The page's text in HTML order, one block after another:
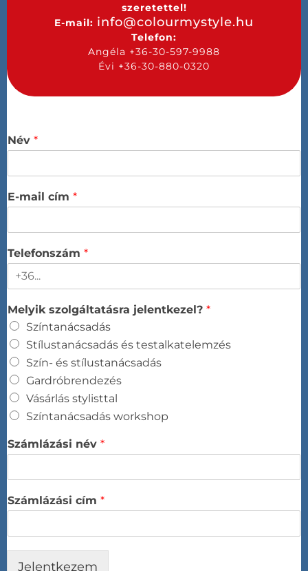
szeretettel!
E-mail: info@colourmystyle.hu
Telefon:
Angéla +36-30-597-9988
Évi +36-30-880-0320
Név *
E-mail cím *
Telefonszám *
Melyik szolgáltatásra jelentkezel? *
Színtanácsadás​
Stílustanácsadás és testalkatelemzés​
Szín- és stílustanácsadás​
Gardróbrendezés​
Vásárlás stylisttal​
Színtanácsadás workshop​
Számlázási név *
Számlázási cím *
Jelentkezem